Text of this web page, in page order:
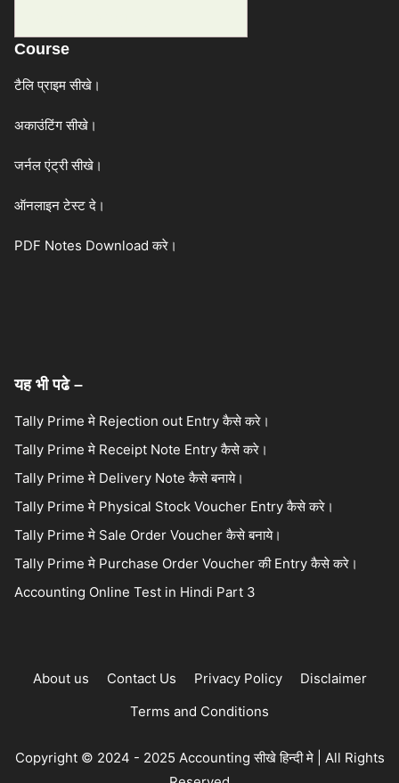
Course
टैलि प्राइम सीखे।
अकाउंटिंग सीखे।
जर्नल एंट्री सीखे।
ऑनलाइन टेस्ट दे।
PDF Notes Download करे।
यह भी पढे –
Tally Prime मे Rejection out Entry कैसे करे।
Tally Prime मे Receipt Note Entry कैसे करे।
Tally Prime मे Delivery Note कैसे बनाये।
Tally Prime मे Physical Stock Voucher Entry कैसे करे।
Tally Prime मे Sale Order Voucher कैसे बनाये।
Tally Prime मे Purchase Order Voucher की Entry कैसे करे।
Accounting Online Test in Hindi Part 3
About us Contact Us Privacy Policy
Disclaimer
Terms and Conditions
Copyright © 2024 - 2025 Accounting सीखे हिन्दी मे | All Rights